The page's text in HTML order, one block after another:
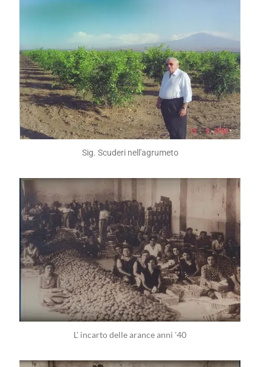
Sig. Scuderi nell'agrumeto
L' incarto delle arance anni '40